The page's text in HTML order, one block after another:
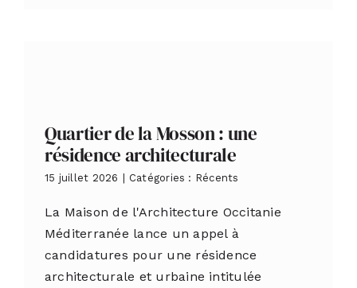
Quartier de la Mosson : une
résidence architecturale
15 juillet 2026 Catégories : Récents
La Maison de l'Architecture Occitanie
Méditerranée lance un appel à
candidatures pour une résidence
architecturale et urbaine intitulée